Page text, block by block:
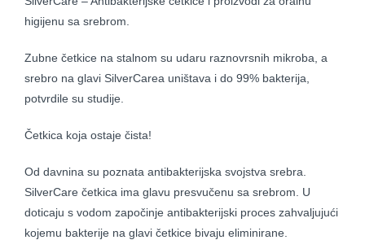
higijenu sa srebrom.
Zubne četkice na stalnom su udaru raznovrsnih mikroba, a
srebro na glavi SilverCarea uništava i do 99% bakterija,
potvrdile su studije.
Četkica koja ostaje čista!
Od davnina su poznata antibakterijska svojstva srebra.
SilverCare četkica ima glavu presvučenu sa srebrom. U
doticaju s vodom započinje antibakterijski proces zahvaljujući
kojemu bakterije na glavi četkice bivaju eliminirane.